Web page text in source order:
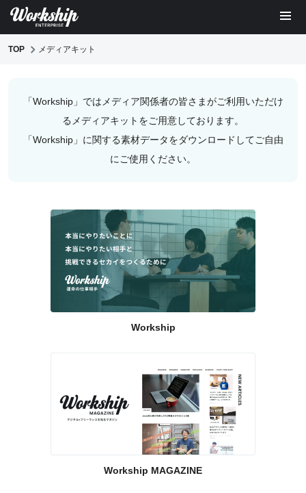
TOP メディアキット
「Workship」ではメディア関係者の皆さまがご利用いただけ
るメディアキットをご用意しております。
「Workship」に関する素材データをダウンロードしてご自由
にご使用ください。
Workship
Workship MAGAZINE